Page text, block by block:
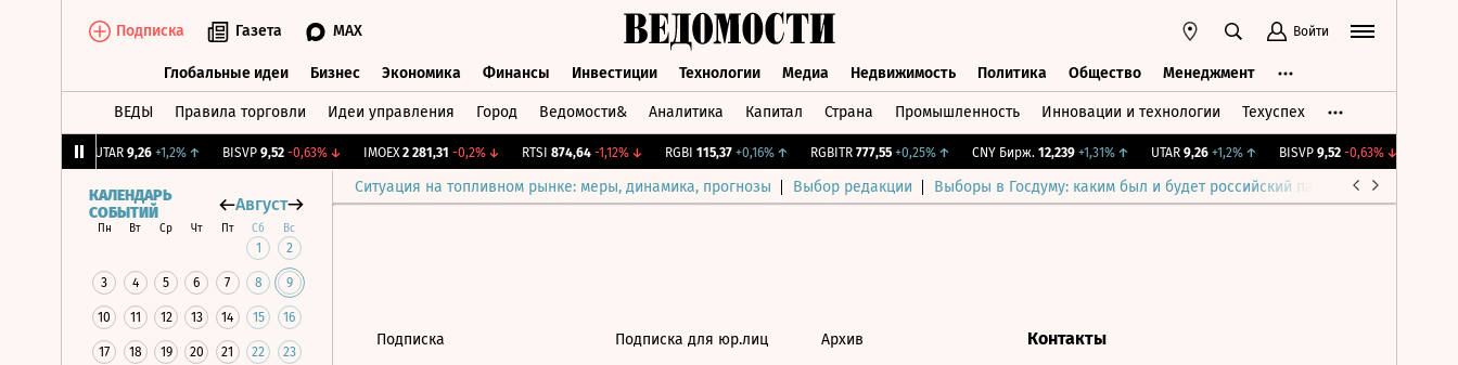
Подписка Газета MAX Войти
Глобальные идеи Бизнес Экономика Финансы Инвестиции Технологии Медиа Недвижимость Политика Общество Менеджмент
ВЕДЫ Правила торговли Идеи управления Город Ведомости& Аналитика Капитал Страна Промышленность Инновации и технологии Техуспех
UTAR 9,26 +1,2%↑ BISVP 9,52 -0,63%↓ IMOEX 2 281,31 -0,2%↓ RTSI 874,64 -1,12%↓ RGBI 115,37 +0,16%↑ RGBITR 777,55 +0,25%↑ CNY Бирж. 12,239 +1,31%↑ UTAR 9,26 +1,2%↑ BISVP 9,52 -0,63%↓
Ситуация на топливном рынке: меры, динамика, прогнозы Выбор редакции Выборы в Госдуму: каким был и будет российский парламент
КАЛЕНДАРЬ
СОБЫТИЙ
Август
Пн Вт Ср Чт Пт Сб Вс
1 2
3 4 5 6 7 8 9
10 11 12 13 14 15 16
17 18 19 20 21 22 23
Подписка Подписка для юр.лиц Архив Контакты